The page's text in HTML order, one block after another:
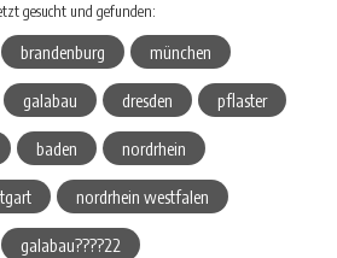
gesucht und gefunden:
brandenburg münchen
galabau dresden pflaster
baden nordrhein
nordrhein westfalen
galabau????22